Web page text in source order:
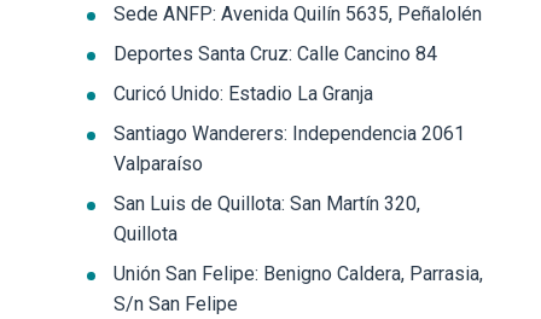
Sede ANFP: Avenida Quilín 5635, Peñalolén
Deportes Santa Cruz: Calle Cancino 84
Curicó Unido: Estadio La Granja
Santiago Wanderers: Independencia 2061
Valparaíso
San Luis de Quillota: San Martín 320,
Quillota
Unión San Felipe: Benigno Caldera, Parrasia,
S/n San Felipe